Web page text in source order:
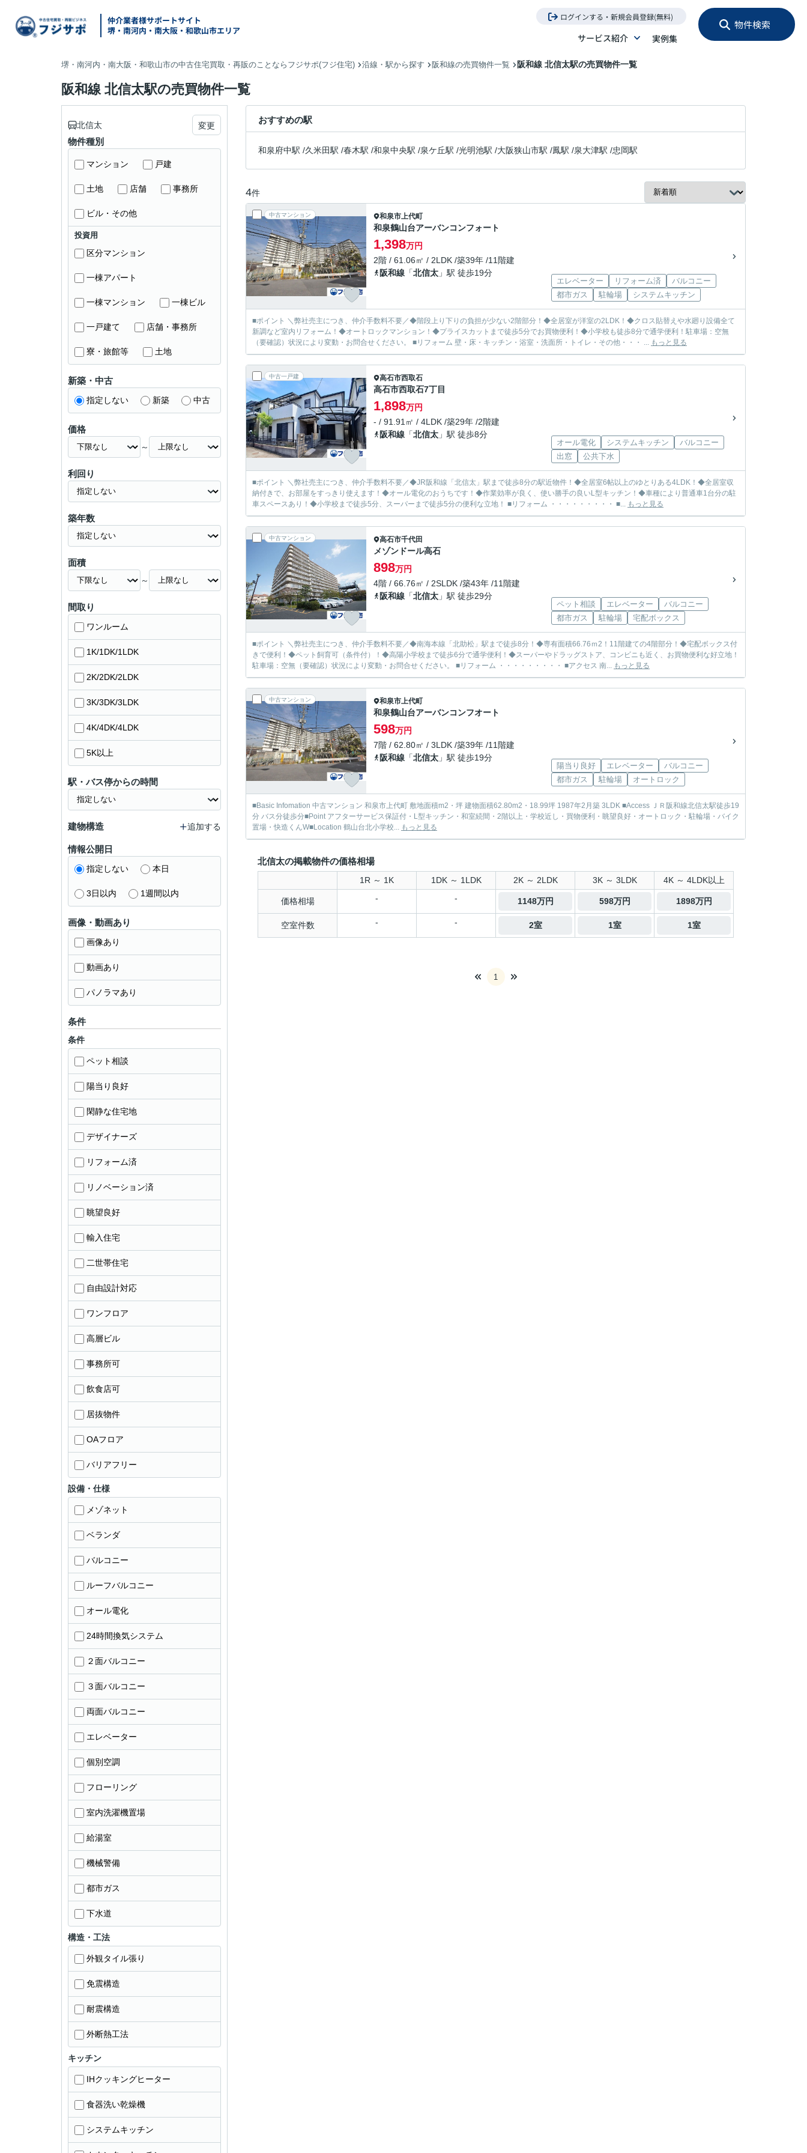
仲介業者様サポートサイト
堺・南河内・南大阪・和歌山市エリア
ログインする・新規会員登録(無料)
サービス紹介 実例集
物件検索
堺・南河内・南大阪・和歌山市の中古住宅買取・再販のことならフジサポ(フジ住宅) 沿線・駅から探す 阪和線の売買物件一覧 阪和線 北信太駅の売買物件一覧
阪和線 北信太駅の売買物件一覧
おすすめの駅
和泉府中駅 /久米田駅 /春木駅 /和泉中央駅 /泉ケ丘駅 /光明池駅 /大阪狭山市駅 /鳳駅 /泉大津駅 /忠岡駅
4件
中古マンション 和泉市上代町
和泉鶴山台アーバンコンフォート
1,398万円
2階 / 61.06㎡ / 2LDK /築39年 /11階建
阪和線 「北信太 」駅 徒歩19分
エレベーター リフォーム済
バルコニー
都市ガス
駐輪場 システムキッチン
■ポイント ＼弊社売主につき、仲介手数料不要／◆階段上り下りの負担が少ない2階部分！◆全居室が洋室の2LDK！◆クロス貼替えや水廻り設備全て
新調など室内リフォーム！◆オートロックマンション！◆プライスカットまで徒歩5分でお買物便利！◆小学校も徒歩8分で通学便利！駐車場：空無
（要確認）状況により変動・お問合せください。 ■リフォーム 壁・床・キッチン・浴室・洗面所・トイレ・その他・・・ ... もっと見る
中古一戸建 高石市西取石
高石市西取石7丁目
1,898万円
- / 91.91㎡ / 4LDK /築29年 /2階建
阪和線 「北信太 」駅 徒歩8分
オール電化 システムキッチン
バルコニー
出窓
公共下水
■ポイント ＼弊社売主につき、仲介手数料不要／◆JR阪和線「北信太」駅まで徒歩8分の駅近物件！◆全居室6帖以上のゆとりある4LDK！◆全居室収
納付きで、お部屋をすっきり使えます！◆オール電化のおうちです！◆作業効率が良く、使い勝手の良いL型キッチン！◆車種により普通車1台分の駐
車スペースあり！◆小学校まで徒歩5分、スーパーまで徒歩5分の便利な立地！ ■リフォーム ・・・・・・・・・ ■... もっと見る
中古マンション 高石市千代田
メゾンドール高石
898万円
4階 / 66.76㎡ / 2SLDK /築43年 /11階建
阪和線 「北信太 」駅 徒歩29分
ペット相談 エレベーター
バルコニー
都市ガス
駐輪場 宅配ボックス
■ポイント ＼弊社売主につき、仲介手数料不要／◆南海本線「北助松」駅まで徒歩8分！◆専有面積66.76ｍ2！11階建ての4階部分！◆宅配ボックス付
きで便利！◆ペット飼育可（条件付）！◆高陽小学校まで徒歩6分で通学便利！◆スーパーやドラッグストア、コンビニも近く、お買物便利な好立地！
駐車場：空無（要確認）状況により変動・お問合せください。 ■リフォーム ・・・・・・・・・ ■アクセス 南... もっと見る
中古マンション 和泉市上代町
和泉鶴山台アーバンコンフオート
598万円
7階 / 62.80㎡ / 3LDK /築39年 /11階建
阪和線 「北信太 」駅 徒歩19分
陽当り良好 エレベーター
バルコニー
都市ガス
駐輪場 オートロック
■Basic Infomation 中古マンション 和泉市上代町 敷地面積m2・坪 建物面積62.80m2・18.99坪 1987年2月築 3LDK ■Access ＪＲ阪和線北信太駅徒歩19
分 バス分徒歩分■Point アフターサービス保証付・L型キッチン・和室続間・2階以上・学校近し・買物便利・眺望良好・オートロック・駐輪場・バイク
置場・快造くんW■Location 鶴山台北小学校... もっと見る
北信太の掲載物件の価格相場
1R ～ 1K 1DK ～ 1LDK 2K ～ 2LDK 3K ～ 3LDK 4K ～ 4LDK以上
価格相場 - - 1148万円 598万円 1898万円
空室件数 - - 2室 1室 1室
1
北信太 変更
物件種別
マンション 戸建
土地 店舗 事務所
ビル・その他
投資用
区分マンション
一棟アパート
一棟マンション 一棟ビル
一戸建て 店舗・事務所
寮・旅館等 土地
新築・中古
指定しない 新築 中古
価格
～
利回り
築年数
面積
～
間取り
ワンルーム
1K/1DK/1LDK
2K/2DK/2LDK
3K/3DK/3LDK
4K/4DK/4LDK
5K以上
駅・バス停からの時間
建物構造 追加する
情報公開日
指定しない 本日
3日以内 1週間以内
画像・動画あり
画像あり
動画あり
パノラマあり
条件
条件
ペット相談
陽当り良好
閑静な住宅地
デザイナーズ
リフォーム済
リノベーション済
眺望良好
輸入住宅
二世帯住宅
自由設計対応
ワンフロア
高層ビル
事務所可
飲食店可
居抜物件
OAフロア
バリアフリー
設備・仕様
メゾネット
ベランダ
バルコニー
ルーフバルコニー
オール電化
24時間換気システム
２面バルコニー
３面バルコニー
両面バルコニー
エレベーター
個別空調
フローリング
室内洗濯機置場
給湯室
機械警備
都市ガス
下水道
構造・工法
外観タイル張り
免震構造
耐震構造
外断熱工法
キッチン
IHクッキングヒーター
食器洗い乾燥機
システムキッチン